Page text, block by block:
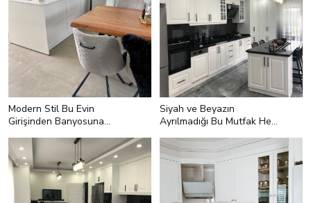
Modern Stil Bu Evin
Girişinden Banyosuna
Siyah ve Beyazın
Ayrılmadığı Bu Mutfak Hem